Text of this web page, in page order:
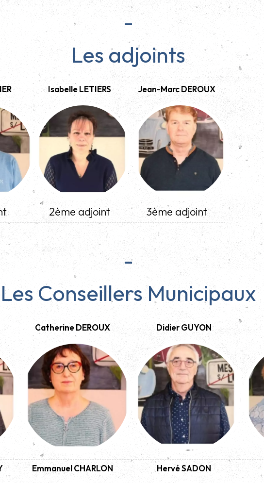
-
Les adjoints
Isabelle LETIERS
2ème adjoint
Jean-Marc DEROUX
3ème adjoint
-
Les Conseillers Municipaux
Catherine DEROUX Didier GUYON
Emmanuel CHARLON Hervé SADON